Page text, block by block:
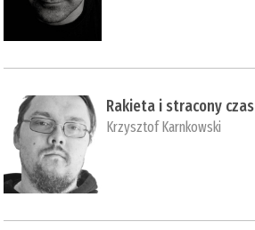
Rakieta i stracony czas
Krzysztof Karnkowski